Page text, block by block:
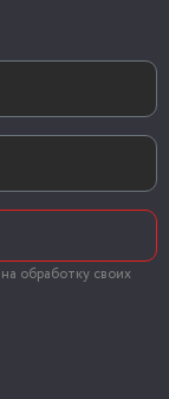
обработку своих